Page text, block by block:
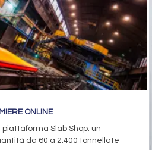
ONLINE
piattaforma Slab Shop: un
da 60 a 2.400 tonnellate